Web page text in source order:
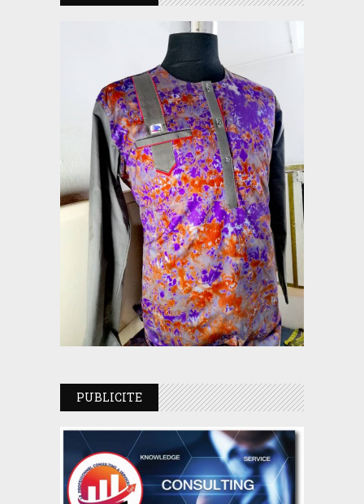
PUBLICITE